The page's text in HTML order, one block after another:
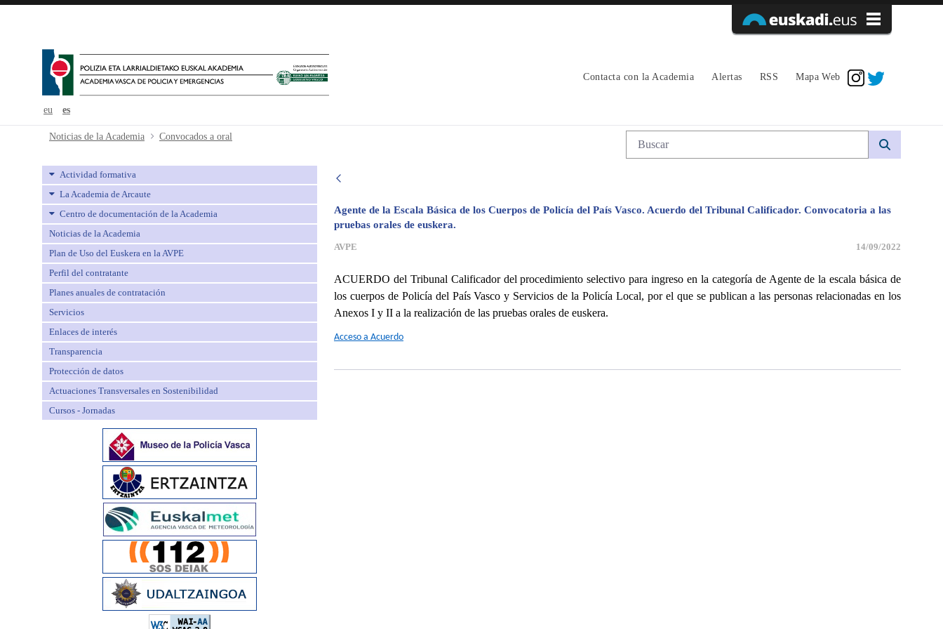
eu es
Contacta con la Academia Alertas RSS Mapa Web
Convocados a oral - avpe
Noticias de la Academia Convocados a oral Búsqueda web
Actividad formativa
La Academia de Arcaute
Centro de documentación de la Academia
Noticias de la Academia
Plan de Uso del Euskera en la AVPE
Perfil del contratante
Planes anuales de contratación
Servicios
Enlaces de interés
Transparencia
Protección de datos
Actuaciones Transversales en Sostenibilidad
Cursos - Jornadas
Agente de la Escala Básica de los Cuerpos de Policía del País Vasco. Acuerdo del Tribunal Calificador. Convocatoria a las
pruebas orales de euskera.
AVPE 14/09/2022
ACUERDO del Tribunal Calificador del procedimiento selectivo para ingreso en la categoría de Agente de la escala básica de
los cuerpos de Policía del País Vasco y Servicios de la Policía Local, por el que se publican a las personas relacionadas en los
Anexos I y II a la realización de las pruebas orales de euskera.
Acceso a Acuerdo